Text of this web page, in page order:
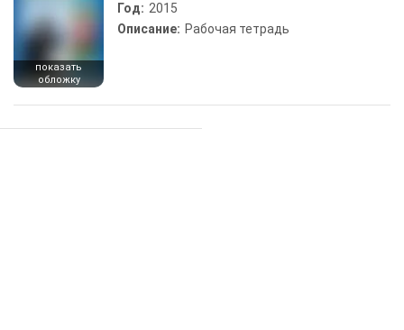
показать
обложку
Год: 2015
Описание: Рабочая тетрадь